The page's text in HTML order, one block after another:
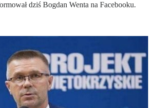
dziś Bogdan Wenta na Facebooku.